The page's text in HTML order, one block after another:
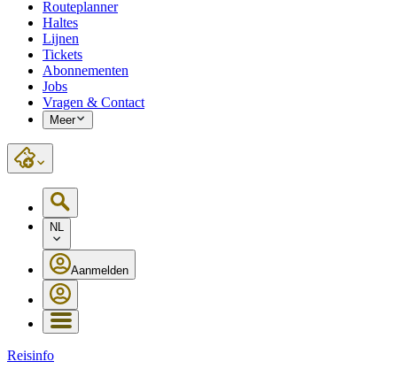
Routeplanner
Haltes
Lijnen
Tickets
Abonnementen
Jobs
Vragen & Contact
Meer
NL
Aanmelden
Reisinfo